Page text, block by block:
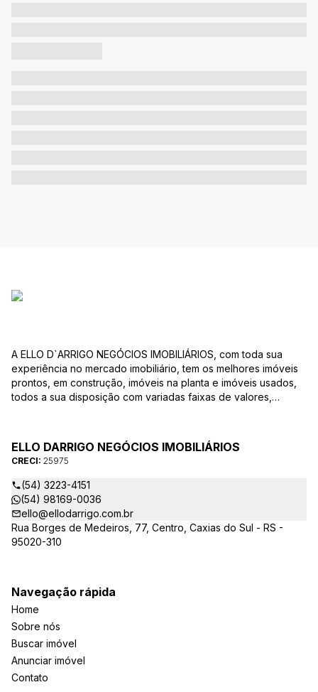
A ELLO D`ARRIGO NEGÓCIOS IMOBILIÁRIOS, com toda sua
experiência no mercado imobiliário, tem os melhores imóveis
prontos, em construção, imóveis na planta e imóveis usados,
todos a sua disposição com variadas faixas de valores,
credenciados ao CRECI-25975 estarão sempre prontos para
responder-lhe todas as suas dúvidas sobre casas,
apartamentos, terrenos, salas comerciais e outros produtos
imobiliários.
ELLO DARRIGO NEGÓCIOS IMOBILIÁRIOS
CRECI: 25975
(54) 3223-4151
(54) 98169-0036
ello@ellodarrigo.com.br
Rua Borges de Medeiros, 77, Centro, Caxias do Sul - RS -
95020-310
Navegação rápida
Home
Sobre nós
Buscar imóvel
Anunciar imóvel
Contato